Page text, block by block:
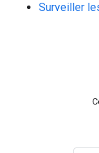
Surveiller